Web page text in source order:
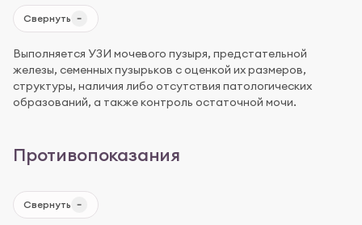
Свернуть
Выполняется УЗИ мочевого пузыря, предстательной
железы, семенных пузырьков с оценкой их размеров,
структуры, наличия либо отсутствия патологических
образований, а также контроль остаточной мочи.
Противопоказания
Свернуть